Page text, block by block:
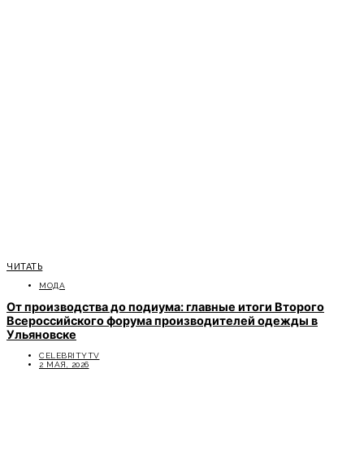
ЧИТАТЬ
МОДА
От производства до подиума: главные итоги Второго
Всероссийского форума производителей одежды в
Ульяновске
CELEBRITYTV
2 МАЯ, 2026